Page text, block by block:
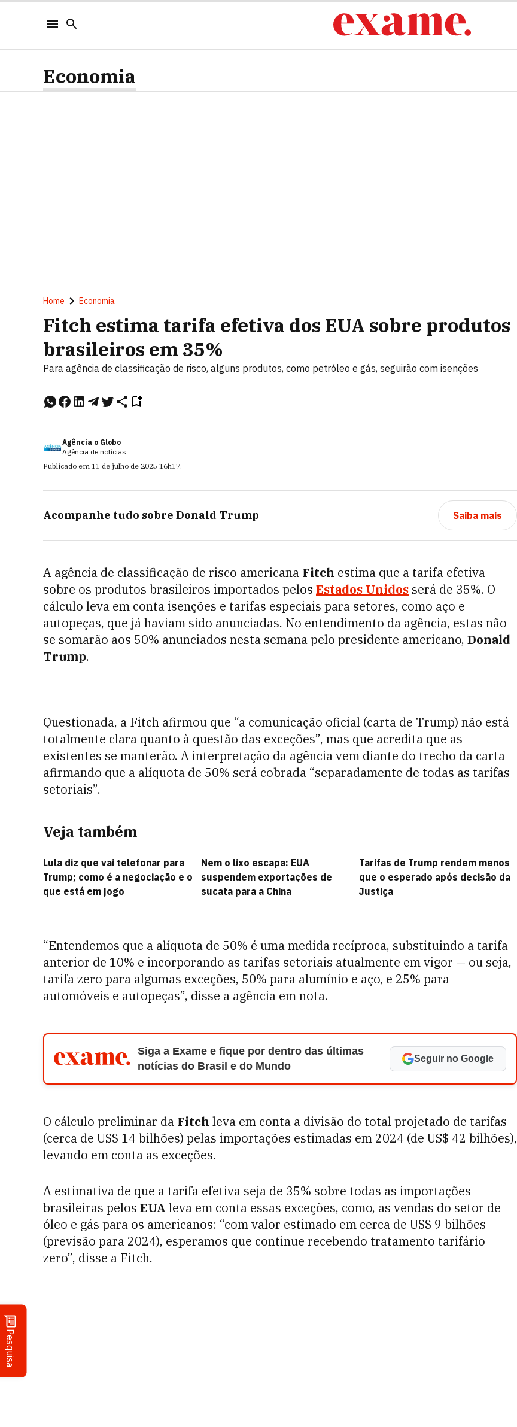
Pesquisa
Economia
Home Economia
Fitch estima tarifa efetiva dos EUA sobre produtos
brasileiros em 35%
Para agência de classificação de risco, alguns produtos, como petróleo e gás, seguirão com isenções
Agência o Globo
Agência de notícias
Publicado em 11 de julho de 2025 16h17.
Acompanhe tudo sobre Donald Trump Saiba mais
A agência de classificação de risco americana Fitch estima que a tarifa efetiva
sobre os produtos brasileiros importados pelos Estados Unidos será de 35%. O
cálculo leva em conta isenções e tarifas especiais para setores, como aço e
autopeças, que já haviam sido anunciadas. No entendimento da agência, estas não
se somarão aos 50% anunciados nesta semana pelo presidente americano, Donald
Trump.
Questionada, a Fitch afirmou que “a comunicação oficial (carta de Trump) não está
totalmente clara quanto à questão das exceções”, mas que acredita que as
existentes se manterão. A interpretação da agência vem diante do trecho da carta
afirmando que a alíquota de 50% será cobrada “separadamente de todas as tarifas
setoriais”.
Veja também
Lula diz que vai telefonar para
Trump; como é a negociação e o
que está em jogo
Nem o lixo escapa: EUA
suspendem exportações de
sucata para a China
Tarifas de Trump rendem menos
que o esperado após decisão da
Justiça
“Entendemos que a alíquota de 50% é uma medida recíproca, substituindo a tarifa
anterior de 10% e incorporando as tarifas setoriais atualmente em vigor — ou seja,
tarifa zero para algumas exceções, 50% para alumínio e aço, e 25% para
automóveis e autopeças”, disse a agência em nota.
Siga a Exame e fique por dentro das últimas
notícias do Brasil e do Mundo
Seguir no Google
O cálculo preliminar da Fitch leva em conta a divisão do total projetado de tarifas
(cerca de US$ 14 bilhões) pelas importações estimadas em 2024 (de US$ 42 bilhões),
levando em conta as exceções.
A estimativa de que a tarifa efetiva seja de 35% sobre todas as importações
brasileiras pelos EUA leva em conta essas exceções, como, as vendas do setor de
óleo e gás para os americanos: “com valor estimado em cerca de US$ 9 bilhões
(previsão para 2024), esperamos que continue recebendo tratamento tarifário
zero”, disse a Fitch.